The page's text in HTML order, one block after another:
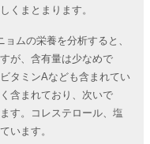
くまとまります。
ムの栄養を分析すると、
が、含有量は少なめで
タミンAなども含まれてい
含まれており、次いで
す。コレステロール、塩
います。